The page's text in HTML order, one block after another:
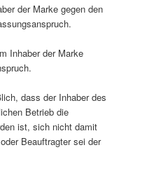
der Marke gegen den
Inhaber der Marke
dass der Inhaber des
Betrieb die
ist, sich nicht damit
Beauftragter sei der